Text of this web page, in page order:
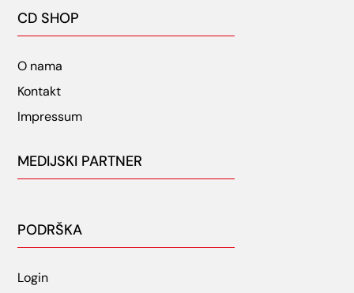
CD SHOP
O nama
Kontakt
Impressum
MEDIJSKI PARTNER
PODRŠKA
Login